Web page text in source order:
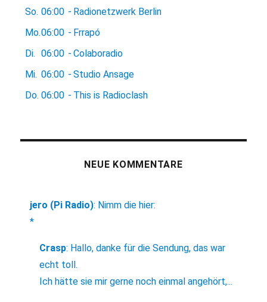
So. 06:00 - Radionetzwerk Berlin
Mo.06:00 - Frrapó
Di.
06:00 - Colaboradio
Mi. 06:00 - Studio Ansage
Do. 06:00 - This is Radioclash
NEUE KOMMENTARE
jero (Pi Radio): Nimm die hier:
*
Crasp: Hallo, danke für die Sendung, das war
echt toll.
Ich hätte sie mir gerne noch einmal angehört,...